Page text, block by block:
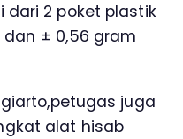
dari 2 poket plastik
dan ± 0,56 gram
juga
alat hisab